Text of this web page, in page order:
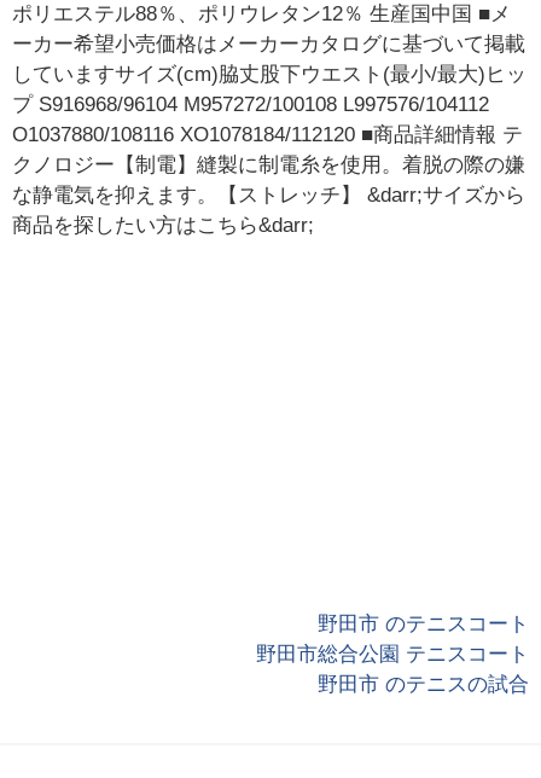
ポリエステル88％、ポリウレタン12％ 生産国中国 ■メ
ーカー希望小売価格はメーカーカタログに基づいて掲載
していますサイズ(cm)脇丈股下ウエスト(最小/最大)ヒッ
プ S916968/96104 M957272/100108 L997576/104112
O1037880/108116 XO1078184/112120 ■商品詳細情報 テ
クノロジー【制電】縫製に制電糸を使用。着脱の際の嫌
な静電気を抑えます。【ストレッチ】 &darr;サイズから
商品を探したい方はこちら&darr;
野田市 のテニスコート
野田市総合公園 テニスコート
野田市 のテニスの試合